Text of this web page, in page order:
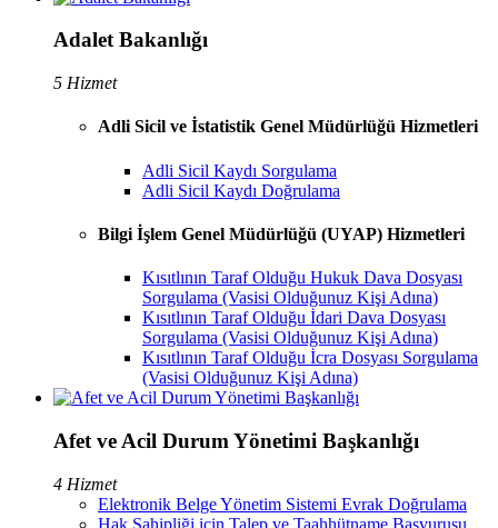
Adalet Bakanlığı
5 Hizmet
Adli Sicil ve İstatistik Genel Müdürlüğü Hizmetleri
Adli Sicil Kaydı Sorgulama
Adli Sicil Kaydı Doğrulama
Bilgi İşlem Genel Müdürlüğü (UYAP) Hizmetleri
Kısıtlının Taraf Olduğu Hukuk Dava Dosyası
Sorgulama (Vasisi Olduğunuz Kişi Adına)
Kısıtlının Taraf Olduğu İdari Dava Dosyası
Sorgulama (Vasisi Olduğunuz Kişi Adına)
Kısıtlının Taraf Olduğu İcra Dosyası Sorgulama
(Vasisi Olduğunuz Kişi Adına)
Afet ve Acil Durum Yönetimi Başkanlığı
4 Hizmet
Elektronik Belge Yönetim Sistemi Evrak Doğrulama
Hak Sahipliği için Talep ve Taahhütname Başvurusu